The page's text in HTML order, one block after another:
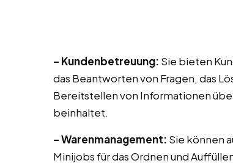
– Kundenbetreuung: Sie bieten
das Beantworten von Fragen, das
Bereitstellen von Informationen
beinhaltet.
– Warenmanagement: Sie können
Minijobs für das Ordnen und